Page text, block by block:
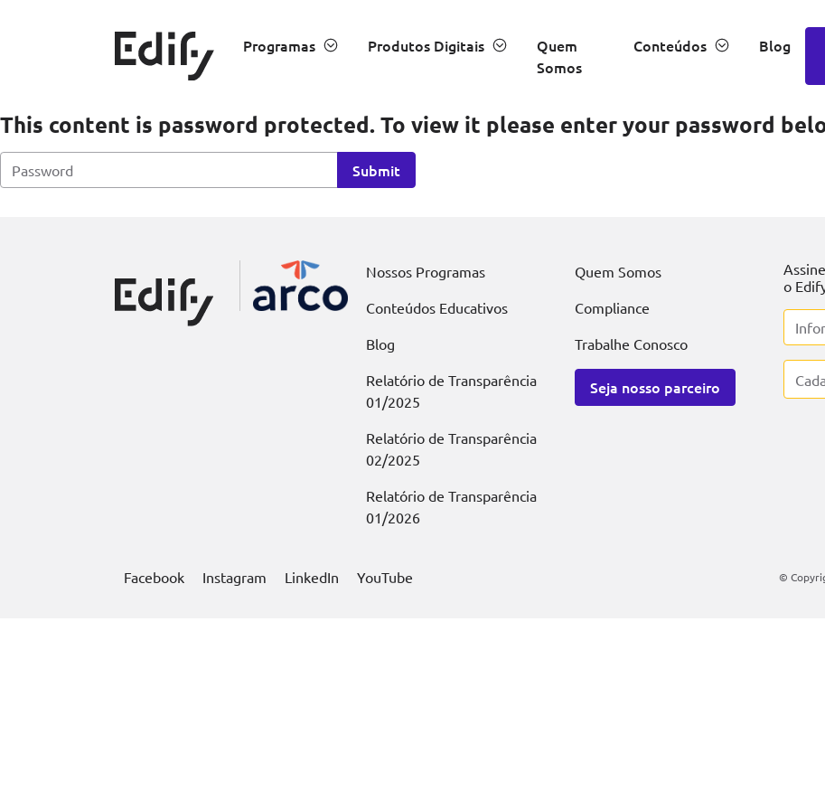
Edify Education
Programas Produtos Digitais
Quem
Somos
Conteúdos Blog
This content is password protected. To view it please enter your password
Nossos Programas
Conteúdos Educativos
Blog
Relatório de Transparência
01/2025
Relatório de Transparência
02/2025
Relatório de Transparência
01/2026
Quem Somos
Compliance
Trabalhe Conosco
Seja nosso parceiro
o
Facebook Instagram LinkedIn YouTube ©